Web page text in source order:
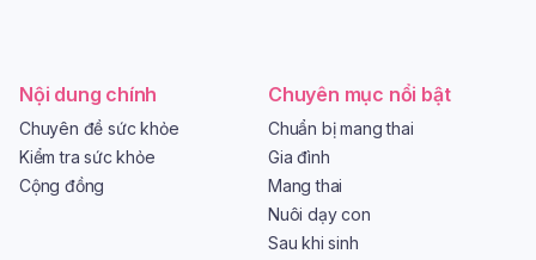
Nội dung chính
Chuyên đề sức khỏe
Kiểm tra sức khỏe
Cộng đồng
Chuyên mục nổi bật
Chuẩn bị mang thai
Gia đình
Mang thai
Nuôi dạy con
Sau khi sinh